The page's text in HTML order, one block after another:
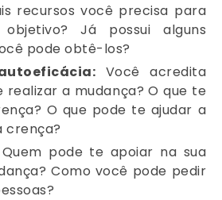
recursos você precisa para
Já possui alguns
pode obtê-los?
Você acredita
realizar a mudança? O que te
O que pode te ajudar a
crença?
Quem pode te apoiar na sua
Como você pode pedir